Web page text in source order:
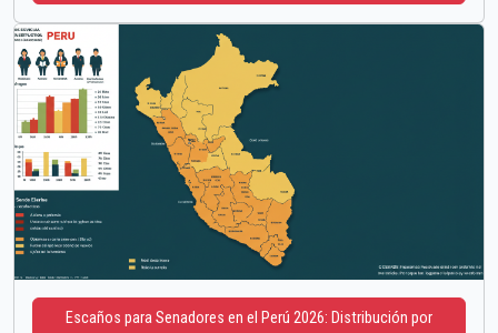
Escaños para Senadores en el Perú 2026: Distribución por